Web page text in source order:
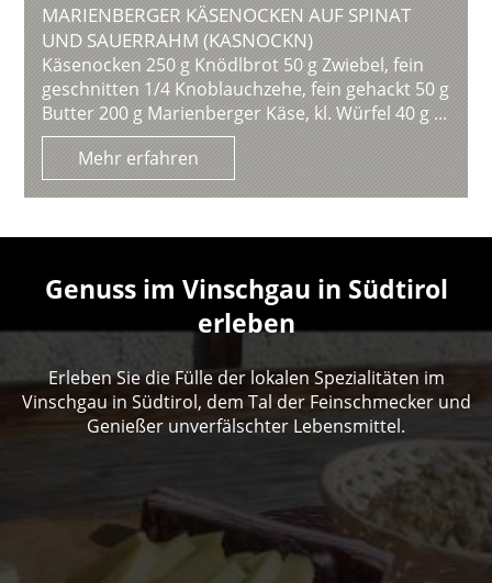
MARIENBERGER KÄSENOCKEN AUF SPINAT
UND SAUERRAHM (KASNOCKN)
Käsenocken 250 g Knödlbrot 50 g Zwiebel, fein
geschnitten 1/4 Knoblauchzehe, fein gehackt 50 g
Butter 200 g Marienberger Käse, kl. Würfel 40 g ...
Mehr erfahren
Genuss im Vinschgau in Südtirol
erleben
Erleben Sie die Fülle der lokalen Spezialitäten im
Vinschgau in Südtirol, dem Tal der Feinschmecker und
Genießer unverfälschter Lebensmittel.